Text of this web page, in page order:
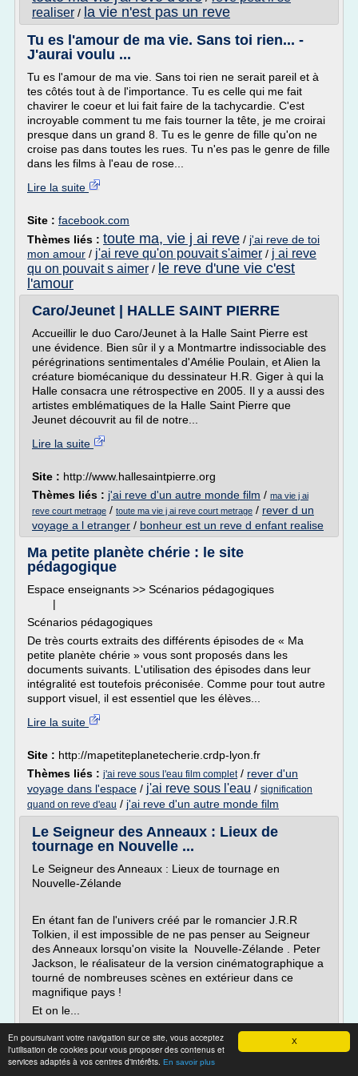
X
En poursuivant votre navigation sur ce site, vous acceptez
l'utilisation de cookies pour vous proposer des contenus et
services adaptés à vos centres d'intérêts. En savoir plus
realiser / la vie n'est pas un reve
Tu es l'amour de ma vie. Sans toi rien... -
J'aurai voulu ...
Tu es l'amour de ma vie. Sans toi rien ne serait pareil et à
tes côtés tout à de l'importance. Tu es celle qui me fait
chavirer le coeur et lui fait faire de la tachycardie. C'est
incroyable comment tu me fais tourner la tête, je me croirai
presque dans un grand 8. Tu es le genre de fille qu'on ne
croise pas dans toutes les rues. Tu n'es pas le genre de fille
dans les films à l'eau de rose...
Lire la suite
Site : facebook.com
Thèmes liés : toute ma, vie j ai reve / j'ai reve de toi
mon amour / j'ai reve qu'on pouvait s'aimer / j ai reve
qu on pouvait s aimer / le reve d'une vie c'est
l'amour
Caro/Jeunet | HALLE SAINT PIERRE
Accueillir le duo Caro/Jeunet à la Halle Saint Pierre est
une évidence. Bien sûr il y a Montmartre indissociable des
pérégrinations sentimentales d'Amélie Poulain, et Alien la
créature biomécanique du dessinateur H.R. Giger à qui la
Halle consacra une rétrospective en 2005. Il y a aussi des
artistes emblématiques de la Halle Saint Pierre que
Jeunet découvrit au fil de notre...
Lire la suite
Site : http://www.hallesaintpierre.org
Thèmes liés : j'ai reve d'un autre monde film / ma vie j ai
reve court metrage / toute ma vie j ai reve court metrage / rever d un
voyage a l etranger / bonheur est un reve d enfant realise
Ma petite planète chérie : le site
pédagogique
Espace enseignants >> Scénarios pédagogiques
|
Scénarios pédagogiques
De très courts extraits des différents épisodes de « Ma
petite planète chérie » vous sont proposés dans les
documents suivants. L'utilisation des épisodes dans leur
intégralité est toutefois préconisée. Comme pour tout autre
support visuel, il est essentiel que les élèves...
Lire la suite
Site : http://mapetiteplanetecherie.crdp-lyon.fr
Thèmes liés : j'ai reve sous l'eau film complet/ rever d'un
voyage dans l'espace / j'ai reve sous l'eau / signification
quand on reve d'eau / j'ai reve d'un autre monde film
Le Seigneur des Anneaux : Lieux de
tournage en Nouvelle ...
Le Seigneur des Anneaux : Lieux de tournage en
Nouvelle-Zélande
En étant fan de l'univers créé par le romancier J.R.R
Tolkien, il est impossible de ne pas penser au Seigneur
des Anneaux lorsqu'on visite la Nouvelle-Zélande . Peter
Jackson, le réalisateur de la version cinématographique a
tourné de nombreuses scènes en extérieur dans ce
magnifique pays !
Et on le...
Lire la suite
Site :http://www.chronomundi.fr